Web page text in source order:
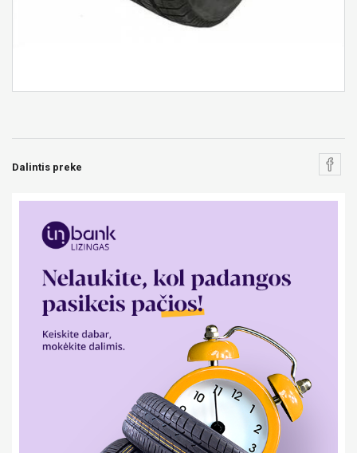
Dalintis preke